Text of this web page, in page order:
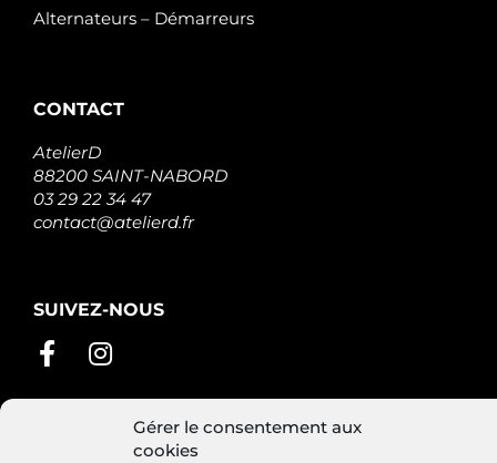
Gérer le consentement aux
cookies
Alternateurs – Démarreurs
CONTACT
AtelierD
88200 SAINT-NABORD
03 29 22 34 47
contact@atelierd.fr
SUIVEZ-NOUS